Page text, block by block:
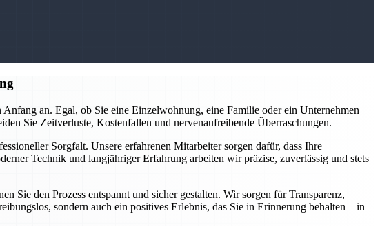
an. Egal, ob Sie eine Einzelwohnung, eine Familie oder ein Unternehmen
Sie Zeitverluste, Kostenfallen und nervenaufreibende Überraschungen.
Sorgfalt. Unsere erfahrenen Mitarbeiter sorgen dafür, dass Ihre
Technik und langjähriger Erfahrung arbeiten wir präzise, zuverlässig und stets
Sie den Prozess entspannt und sicher gestalten. Wir sorgen für Transparenz,
sondern auch ein positives Erlebnis, das Sie in Erinnerung behalten – in